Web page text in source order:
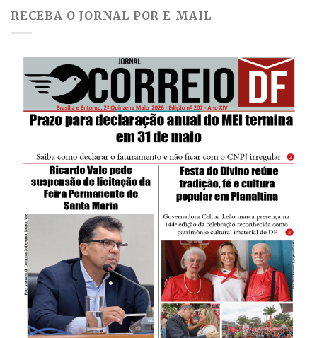
RECEBA O JORNAL POR E-MAIL